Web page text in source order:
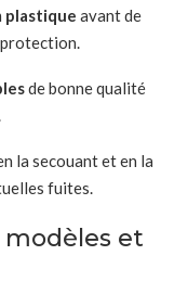
plastique avant de
de bonne qualité
la secouant et en la
fuites.
et